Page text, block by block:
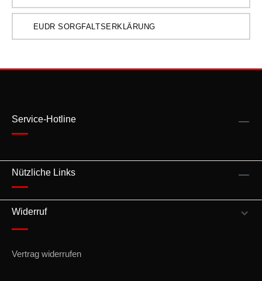
EUDR SORGFALTSERKLÄRUNG
Service-Hotline
Nützliche Links
Widerruf
Vertrag widerrufen